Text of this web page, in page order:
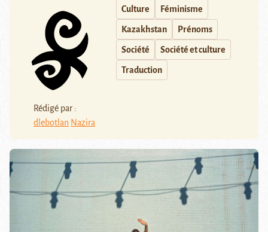
Rédigé par :
dlebotlan Nazira
Culture Féminisme
Kazakhstan Prénoms
Société Société et culture
Traduction